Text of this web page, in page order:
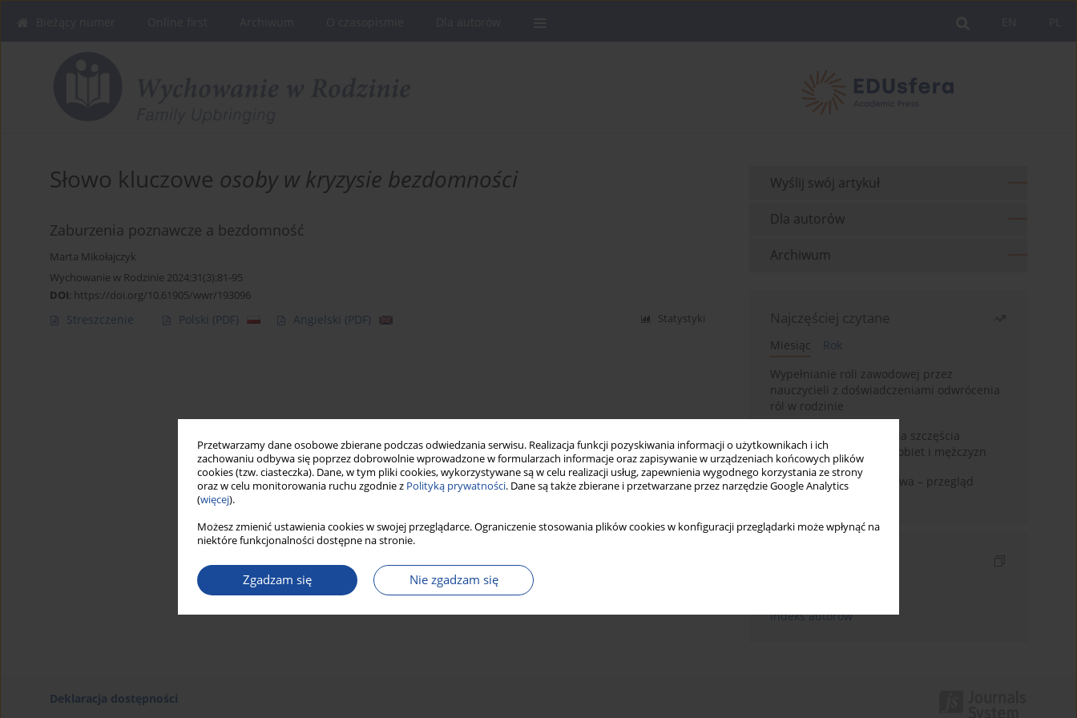
Przetwarzamy dane osobowe zbierane podczas odwiedzania serwisu. Realizacja funkcji pozyskiwania informacji o użytkownikach i ich
zachowaniu odbywa się poprzez dobrowolnie wprowadzone w formularzach informacje oraz zapisywanie w urządzeniach końcowych plików
cookies (tzw. ciasteczka). Dane, w tym pliki cookies, wykorzystywane są w celu realizacji usług, zapewnienia wygodnego korzystania ze strony
oraz w celu monitorowania ruchu zgodnie z Polityką prywatności. Dane są także zbierane i przetwarzane przez narzędzie Google Analytics
(więcej).
Możesz zmienić ustawienia cookies w swojej przeglądarce. Ograniczenie stosowania plików cookies w konfiguracji przeglądarki może wpłynąć na
niektóre funkcjonalności dostępne na stronie.
Zgadzam się Nie zgadzam się
Słowo kluczowe osoby w kryzysie bezdomności
Zaburzenia poznawcze a bezdomność
Marta Mikołajczyk
Wychowanie w Rodzinie 2024;31(3):81-95
DOI: https://doi.org/10.61905/wwr/193096
Streszczenie Polski (PDF) Angielski (PDF) Statystyki
Wyślij swój artykuł
Dla autorów
Archiwum
Najczęściej czytane
Miesiąc
Rok
Wypełnianie roli zawodowej przez
nauczycieli z doświadczeniami odwrócenia
ról w rodzinie
Uwarunkowania poczucia szczęścia
małżeńskiego w opinii kobiet i mężczyzn
Zadowolenie z małżeństwa – przegląd
badań
Indeks autorów
Deklaracja dostępności